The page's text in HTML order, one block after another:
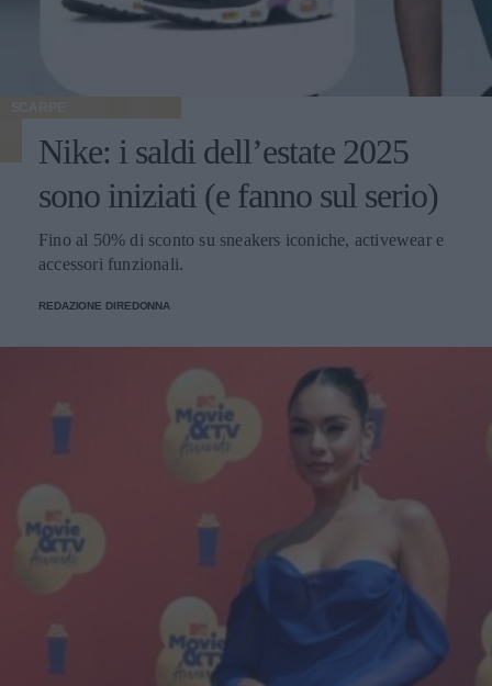
SCARPE
Nike: i saldi dell’estate 2025
sono iniziati (e fanno sul serio)
Fino al 50% di sconto su sneakers iconiche, activewear e
accessori funzionali.
REDAZIONE DIREDONNA